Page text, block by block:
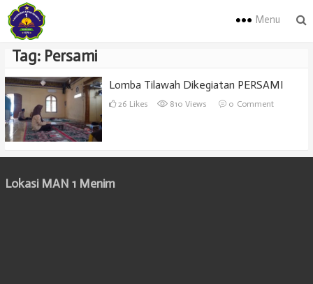
Menu
Tag: Persami
Lomba Tilawah Dikegiatan PERSAMI
26 Likes 810 Views 0 Comment
Lokasi MAN 1 Menim